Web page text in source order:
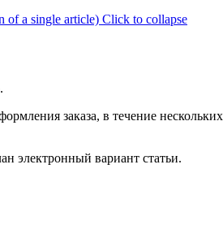
of a single article) Click to collapse
заказа, в течение
электронный вариант статьи.